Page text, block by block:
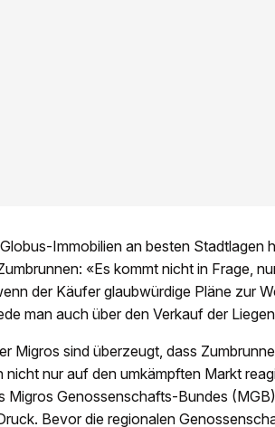
Immobilien an besten Stadtlagen
«Es kommt nicht in Frage,
der Käufer glaubwürdige Pläne zur
man auch über den Verkauf der
Migros sind überzeugt, dass
nicht nur auf den umkämpften Markt
Migros Genossenschafts-Bundes
Bevor die regionalen